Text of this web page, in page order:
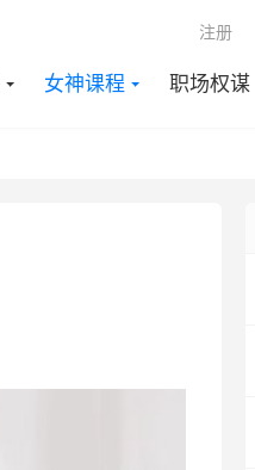
女神课程 职场权谋
注册